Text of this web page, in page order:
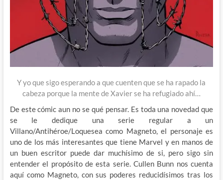
Y yo que sigo esperando a que cuenten que se ha rapado la
cabeza porque la mente de Xavier se ha refugiado ahí…
De este cómic aun no se qué pensar. Es toda una novedad que
se le dedique una serie regular a un
Villano/Antihéroe/Loquesea como Magneto, el personaje es
uno de los más interesantes que tiene Marvel y en manos de
un buen escritor puede dar muchísimo de si, pero sigo sin
entender el propósito de esta serie. Cullen Bunn nos cuenta
aquí como Magneto, con sus poderes reducidísimos tras los